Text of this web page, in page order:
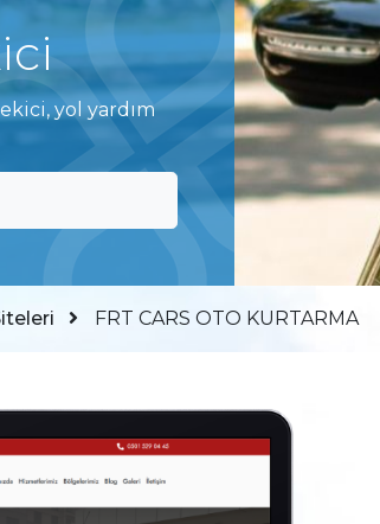
yol yardım
FRT CARS OTO KURTARMA